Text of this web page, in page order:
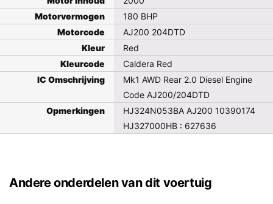
Motorvermogen
180 BHP
Motorcode
AJ200 204DTD
Kleur
Red
Kleurcode
Caldera Red
IC Omschrijving
Mk1 AWD Rear 2.0 Diesel Engine
Code AJ200/204DTD
Opmerkingen
HJ324N053BA AJ200 10390174
HJ327000HB : 627636
Andere onderdelen van dit voertuig